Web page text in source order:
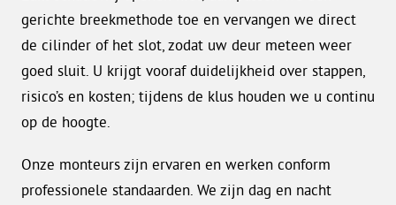
gerichte breekmethode toe en vervangen we direct
de cilinder of het slot, zodat uw deur meteen weer
goed sluit. U krijgt vooraf duidelijkheid over stappen,
risico’s en kosten; tijdens de klus houden we u continu
op de hoogte.
Onze monteurs zijn ervaren en werken conform
professionele standaarden. We zijn dag en nacht